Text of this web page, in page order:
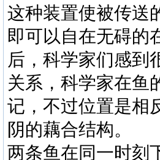
这种装置使被传送
即可以自在无碍的
后，科学家们感到
关系，科学家在鱼
记，不过位置是相
阴的藕合结构。
两条鱼在同一时刻